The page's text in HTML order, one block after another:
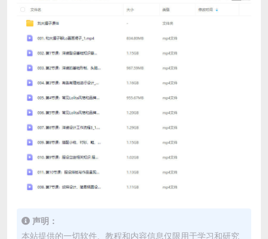
声明：
本站提供的一切软件、教程和内容信息仅限用于学习和研究